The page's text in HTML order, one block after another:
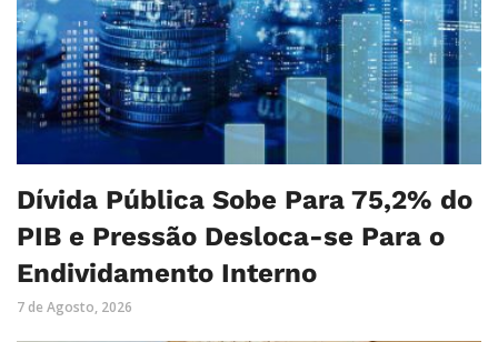
Dívida Pública Sobe Para 75,2% do
PIB e Pressão Desloca-se Para o
Endividamento Interno
7 de Agosto, 2026